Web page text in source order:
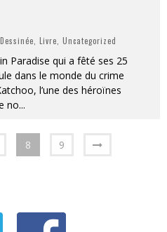
, Livre, Uncategorized
Paradise qui a fêté ses 25
dans le monde du crime
l’une des héroïnes
no...
8 9